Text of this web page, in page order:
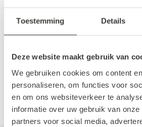
Toestemming Details
Deze website maakt gebruik van
We gebruiken cookies om content
personaliseren, om functies voor
en om ons websiteverkeer te
informatie over uw gebruik van
partners voor social media,
om per ontwerp feedback te
jouw mening horen?
In juni 2022 wordt het
schetsontwerp bekend
van de bouw is in 2026. We